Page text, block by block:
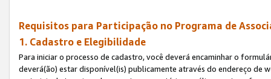
Requisitos para Participação no Programa de
1. Cadastro e Elegibilidade
Para iniciar o processo de cadastro, você deverá encaminhar o
deverá(ão) estar disponível(is) publicamente através do endereço